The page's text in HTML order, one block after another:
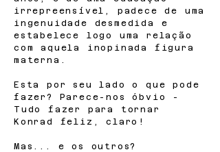
irrepreensível, padece de uma
ingenuidade desmedida e
estabelece logo uma relação
com aquela inopinada figura
materna.
Esta por seu lado o que pode
fazer? Parece-nos óbvio -
Tudo fazer para tornar
Konrad feliz, claro!
Mas... e os outros?